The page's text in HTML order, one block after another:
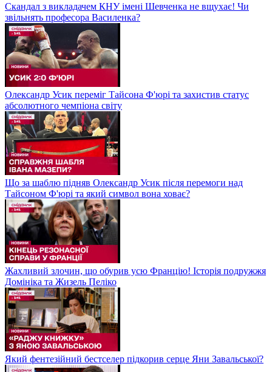
Скандал з викладачем КНУ імені Шевченка не вщухає! Чи
звільнять професора Василенка?
Олександр Усик переміг Тайсона Ф'юрі та захистив статус
абсолютного чемпіона світу
Що за шаблю підняв Олександр Усик після перемоги над
Тайсоном Ф'юрі та який символ вона ховає?
Жахливий злочин, що обурив усю Францію! Історія подружжя
Домініка та Жизель Пеліко
Який фентезійний бестселер підкорив серце Яни Завальської?